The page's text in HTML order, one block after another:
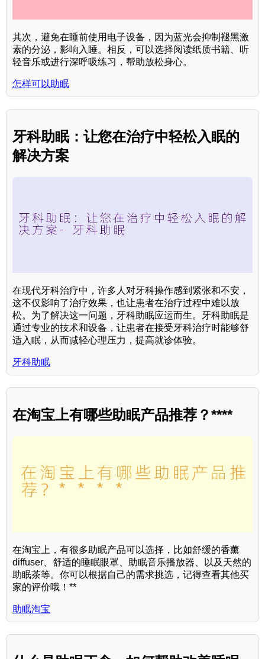
其次，避免在睡前使用电子设备，因为蓝光会抑制褪黑激
素的分泌，影响入睡。相反，可以选择阅读纸质书籍、听
轻音乐或进行深呼吸练习，帮助放松身心。
怎样可以助眠
牙科助眠：让您在治疗中轻松入眠的
解决方案
在现代牙科治疗中，许多人对牙科操作感到紧张和不安，
这不仅影响了治疗效果，也让患者在治疗过程中难以放
松。为了解决这一问题，牙科助眠应运而生。牙科助眠是
通过专业的技术和设备，让患者在接受牙科治疗时能够舒
适入眠，从而减轻心理压力，提高就诊体验。
牙科助眠
在淘宝上有哪些助眠产品推荐？****
在淘宝上，有很多助眠产品可以选择，比如舒缓的香薰
diffuser、舒适的睡眠眼罩、助眠音乐播放器、以及天然的
助眠茶等。你可以根据自己的需求挑选，记得查看其他买
家的评价哦！**
助眠淘宝